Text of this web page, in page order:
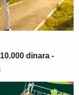
dinara -